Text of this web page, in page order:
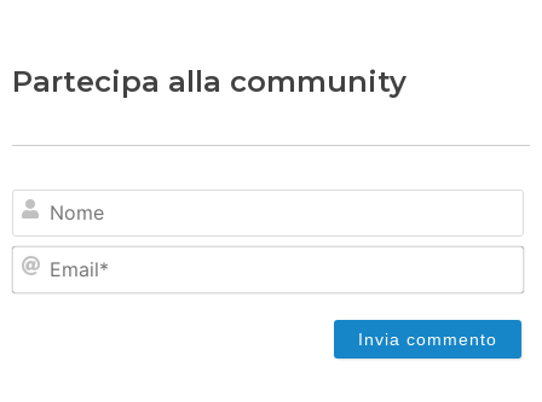
Partecipa alla community